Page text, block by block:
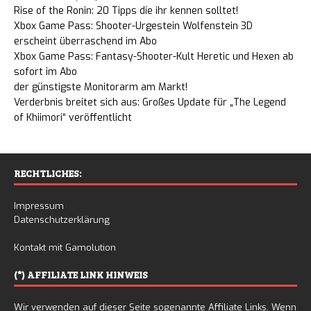
Rise of the Ronin: 20 Tipps die ihr kennen solltet!
Xbox Game Pass: Shooter-Urgestein Wolfenstein 3D
erscheint überraschend im Abo
Xbox Game Pass: Fantasy-Shooter-Kult Heretic und Hexen ab
sofort im Abo
der günstigste Monitorarm am Markt!
Verderbnis breitet sich aus: Großes Update für „The Legend
of Khiimori“ veröffentlicht
RECHTLICHES:
Impressum
Datenschutzerklärung
Kontakt mit Gamolution
(*) AFFILIATE LINK HINWEIS
Wir verwenden auf dieser Seite sogenannte Affiliate Links. Wenn